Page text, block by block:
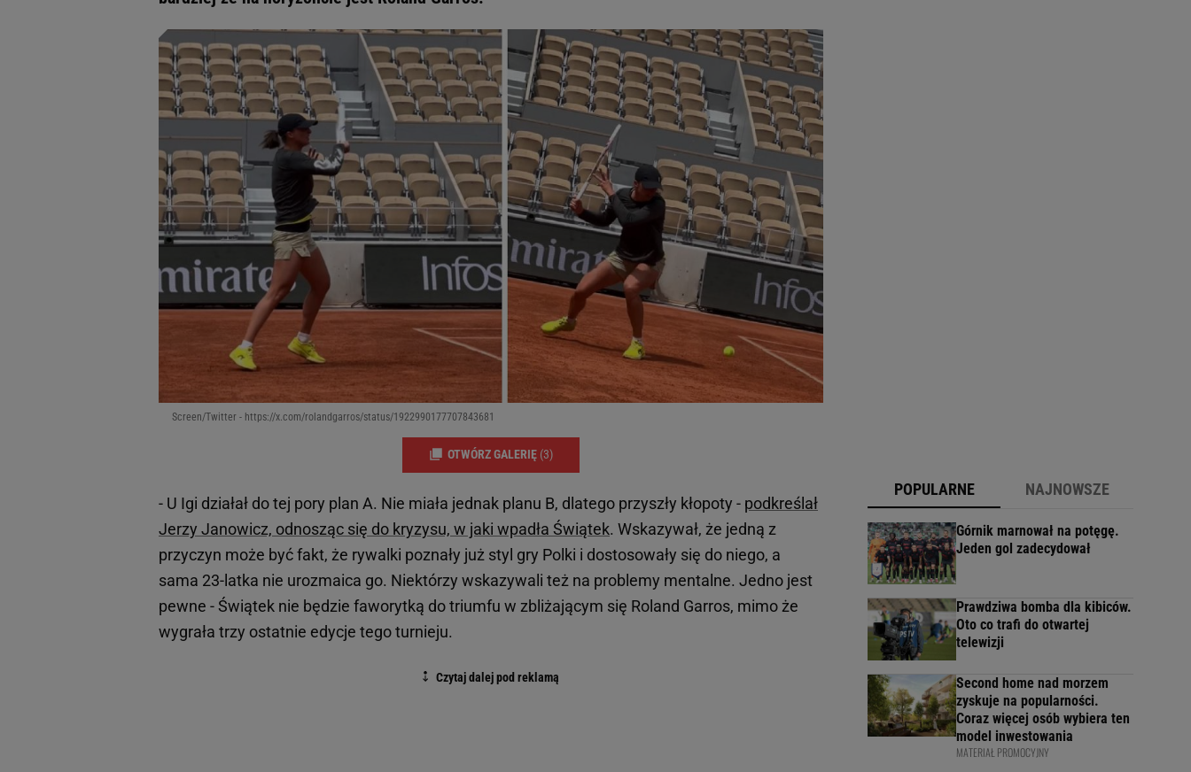
Screen/Twitter - https://x.com/rolandgarros/status/1922990177707843681
OTWÓRZ GALERIĘ (3)
- U Igi działał do tej pory plan A. Nie miała jednak planu B, dlatego przyszły kłopoty - podkreślał
Jerzy Janowicz, odnosząc się do kryzysu, w jaki wpadła Świątek. Wskazywał, że jedną z
przyczyn może być fakt, że rywalki poznały już styl gry Polki i dostosowały się do niego, a
sama 23-latka nie urozmaica go. Niektórzy wskazywali też na problemy mentalne. Jedno jest
pewne - Świątek nie będzie faworytką do triumfu w zbliżającym się Roland Garros, mimo że
wygrała trzy ostatnie edycje tego turnieju.
POPULARNE NAJNOWSZE
Górnik marnował na potęgę.
Jeden gol zadecydował
Prawdziwa bomba dla kibiców.
Oto co trafi do otwartej
telewizji
Second home nad morzem
zyskuje na popularności.
Coraz więcej osób wybiera ten
model inwestowania
MATERIAŁ PROMOCYJNY